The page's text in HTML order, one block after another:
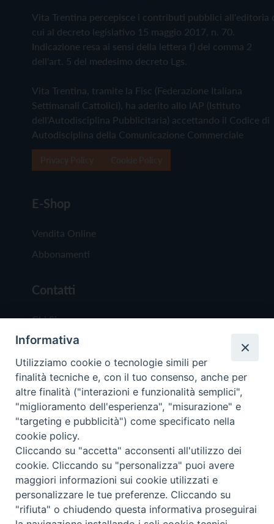
Vita Trentina percepisce i contributi pubblici all'editoria
cui al decreto legislativo 15 maggio 2017, n. 70.
Indicazione resa ai sensi della lettera f) del comma 2
dell'art. 5 del medesimo decreto Lgs.
Vita Trentina, tramite la Fisc (Federazione Italiana
Settimanali Cattolici), ha aderito allo IAP (Istituto
dell'Autodisciplina Pubblicitaria) accettando il Codice di
Autodisciplina della Comunicazione Commerciale
E-Shop
Vendita Online
Abbonamenti
Contatti
Chi Siamo
Redazione
Scrivici
Copyright © 2019 - Tutti i diritti riservati - Vita
Trentina Editrice
Privacy Policy
Torna
Informativa
Utilizziamo cookie o tecnologie simili per
finalità tecniche e, con il tuo consenso, anche per
altre finalità ("interazioni e funzionalità semplici",
"miglioramento dell'esperienza", "misurazione" e
"targeting e pubblicità") come specificato nella
cookie policy.
Cliccando su "accetta" acconsenti all'utilizzo dei
cookie. Cliccando su "personalizza" puoi avere
maggiori informazioni sui cookie utilizzati e
personalizzare le tue preferenze. Cliccando su
"rifiuta" o chiudendo questa informativa proseguirai